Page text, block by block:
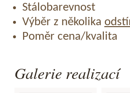
Stálobarevnost
Výběr z několika
Poměr cena/kvalita
Galerie realizací